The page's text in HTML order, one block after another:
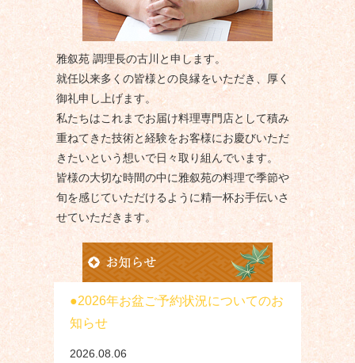
雅叙苑 調理長の古川と申します。
就任以来多くの皆様との良縁をいただき、厚く
御礼申し上げます。
私たちはこれまでお届け料理専門店として積み
重ねてきた技術と経験をお客様にお慶びいただ
きたいという想いで日々取り組んでいます。
皆様の大切な時間の中に雅叙苑の料理で季節や
旬を感じていただけるように精一杯お手伝いさ
せていただきます。
2026年お盆ご予約状況についてのお
知らせ
2026.08.06